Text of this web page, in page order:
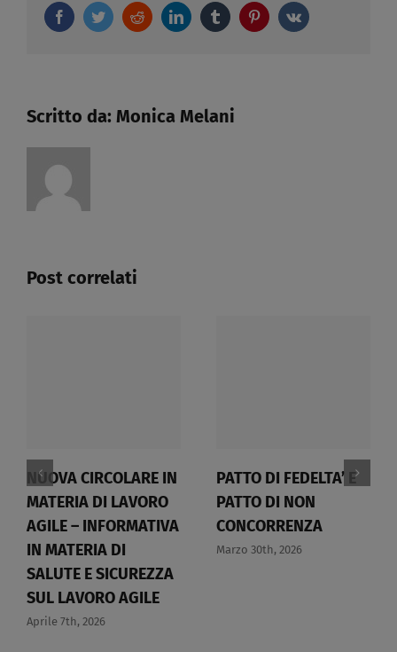
FacebookTwitterRedditLinkedInTumblr Pinterest
Vk
Scritto da: Monica Melani
Post correlati
NUOVA CIRCOLARE IN
MATERIA DI LAVORO
AGILE – INFORMATIVA
IN MATERIA DI
SALUTE E SICUREZZA
SUL LAVORO AGILE​
Aprile 7th, 2026
PATTO DI FEDELTA’ E
PATTO DI NON
CONCORRENZA​
Marzo 30th, 2026